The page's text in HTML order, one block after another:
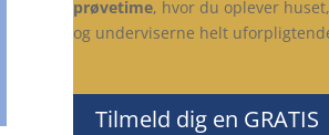
prøvetime, hvor du oplever
og underviserne helt
Tilmeld dig en GRATIS